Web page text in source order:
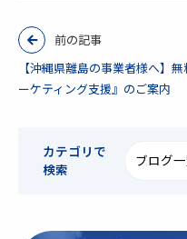
前の記事
【沖縄県離島の事業者様へ】
ーケティング支援』のご案内
カテゴリで
検索